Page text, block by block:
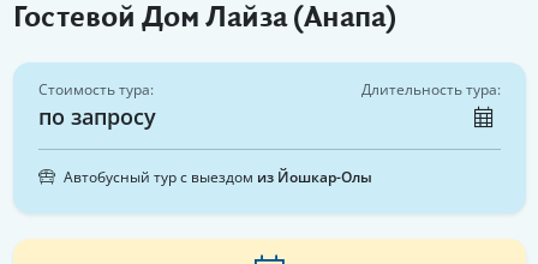
Гостевой Дом Лайза (Анапа)
Стоимость тура:
по запросу
Длительность тура:
Автобусный тур с выездом из Йошкар-Олы